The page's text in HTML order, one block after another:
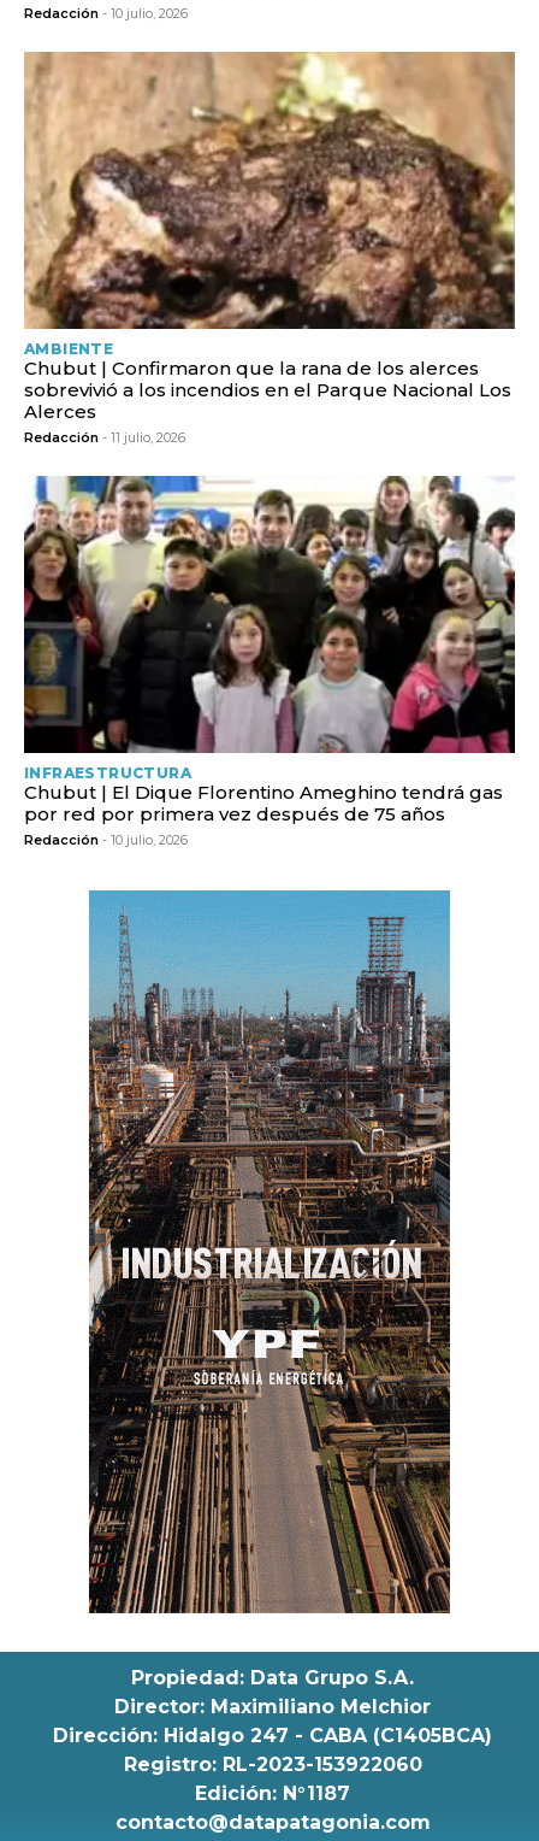
Redacción - 10 julio, 2026
AMBIENTE
Chubut | Confirmaron que la rana de los alerces
sobrevivió a los incendios en el Parque Nacional Los
Alerces
Redacción - 11 julio, 2026
INFRAESTRUCTURA
Chubut | El Dique Florentino Ameghino tendrá gas
por red por primera vez después de 75 años
Redacción - 10 julio, 2026
Propiedad: Data Grupo S.A.
Director: Maximiliano Melchior
Dirección: Hidalgo 247 - CABA (C1405BCA)
Registro: RL-2023-153922060
Edición: N°1187
contacto@datapatagonia.com